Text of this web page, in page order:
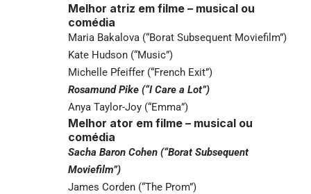
Melhor atriz em filme – musical ou
comédia
Maria Bakalova (“Borat Subsequent Moviefilm”)
Kate Hudson (“Music”)
Michelle Pfeiffer (“French Exit”)
Rosamund Pike (“I Care a Lot”)
Anya Taylor-Joy (“Emma”)
Melhor ator em filme – musical ou
comédia
Sacha Baron Cohen (“Borat Subsequent
Moviefilm”)
James Corden (“The Prom”)